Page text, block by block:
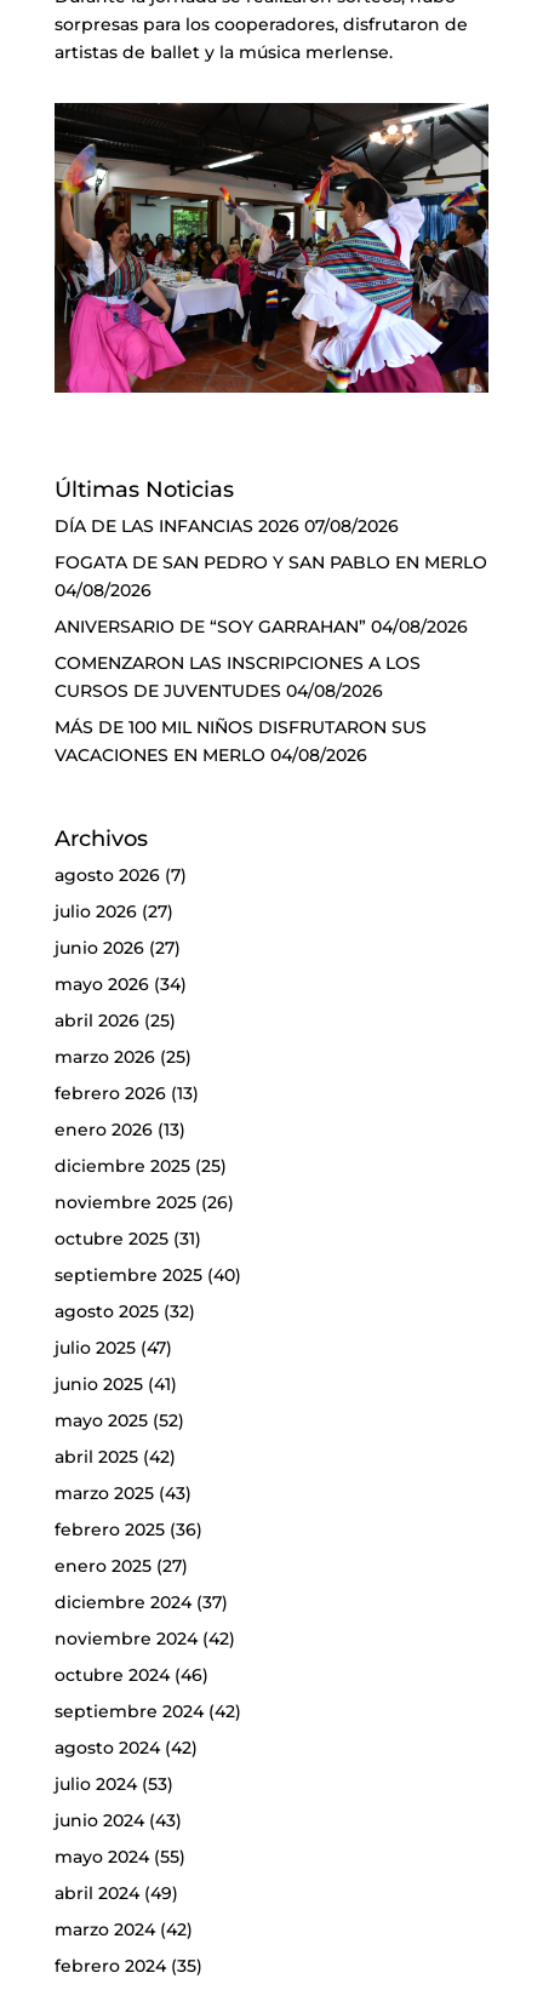
sorpresas para los cooperadores, disfrutaron de
artistas de ballet y la música merlense.
Últimas Noticias
DÍA DE LAS INFANCIAS 2026 07/08/2026
FOGATA DE SAN PEDRO Y SAN PABLO EN MERLO
04/08/2026
ANIVERSARIO DE “SOY GARRAHAN” 04/08/2026
COMENZARON LAS INSCRIPCIONES A LOS
CURSOS DE JUVENTUDES 04/08/2026
MÁS DE 100 MIL NIÑOS DISFRUTARON SUS
VACACIONES EN MERLO 04/08/2026
Archivos
agosto 2026(7)
julio 2026(27)
junio 2026(27)
mayo 2026(34)
abril 2026(25)
marzo 2026(25)
febrero 2026(13)
enero 2026(13)
diciembre 2025(25)
noviembre 2025(26)
octubre 2025(31)
septiembre 2025(40)
agosto 2025(32)
julio 2025(47)
junio 2025(41)
mayo 2025(52)
abril 2025(42)
marzo 2025(43)
febrero 2025(36)
enero 2025(27)
diciembre 2024(37)
noviembre 2024(42)
octubre 2024(46)
septiembre 2024(42)
agosto 2024(42)
julio 2024(53)
junio 2024(43)
mayo 2024(55)
abril 2024(49)
marzo 2024(42)
febrero 2024(35)